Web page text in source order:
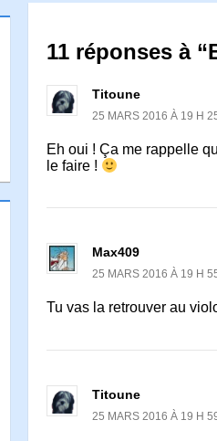
11 réponses à
Titoune
25 MARS 2016 À 19 H
Eh oui ! Ça me rappelle
le faire !
Max409
25 MARS 2016 À 19 H
Tu vas la retrouver au
Titoune
25 MARS 2016 À 19 H